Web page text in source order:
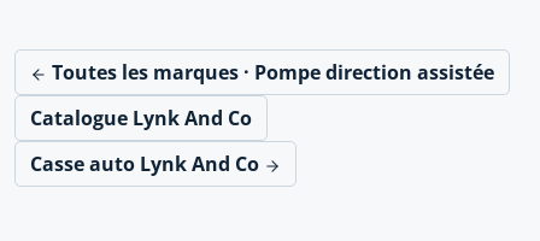
Toutes les marques · Pompe direction assistée
Catalogue Lynk And Co
Casse auto Lynk And Co